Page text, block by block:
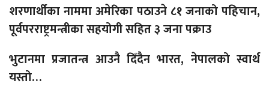
शरणार्थीका नाममा अमेरिका पठाउने ८१ जनाको पहिचान,
पूर्वपरराष्ट्रमन्त्रीका सहयोगी सहित ३ जना पक्राउ
भुटानमा प्रजातन्त्र आउनै दिँदैन भारत, नेपालको स्वार्थ
यस्तो…